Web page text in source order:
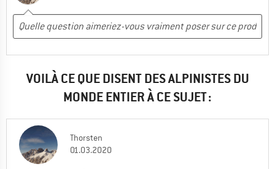
VOILÀ CE QUE DISENT DES ALPINISTES DU
MONDE ENTIER À CE SUJET :
Thorsten
01.03.2020